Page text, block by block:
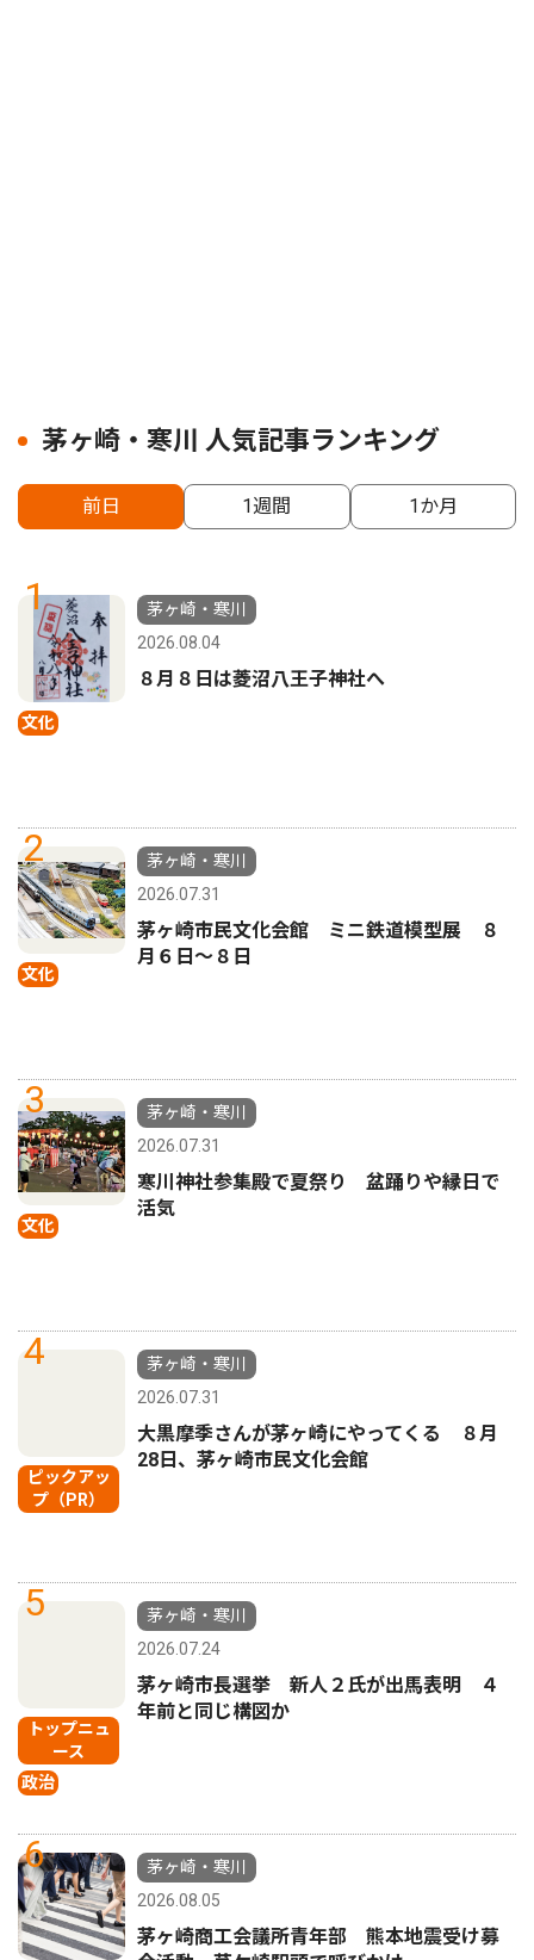
茅ヶ崎・寒川 人気記事ランキング
前日 1週間 1か月
1
文化
茅ヶ崎・寒川
2026.08.04
８月８日は菱沼八王子神社へ
2
文化
茅ヶ崎・寒川
2026.07.31
茅ヶ崎市民文化会館 ミニ鉄道模型展 ８
月６日〜８日
3
文化
茅ヶ崎・寒川
2026.07.31
寒川神社参集殿で夏祭り 盆踊りや縁日で
活気
4
ピックアッ
プ（PR）
茅ヶ崎・寒川
2026.07.31
大黒摩季さんが茅ヶ崎にやってくる ８月
28日、茅ヶ崎市民文化会館
5
トップニュ
ース
政治
茅ヶ崎・寒川
2026.07.24
茅ヶ崎市長選挙 新人２氏が出馬表明 ４
年前と同じ構図か
6
茅ヶ崎・寒川
2026.08.05
茅ヶ崎商工会議所青年部 熊本地震受け募